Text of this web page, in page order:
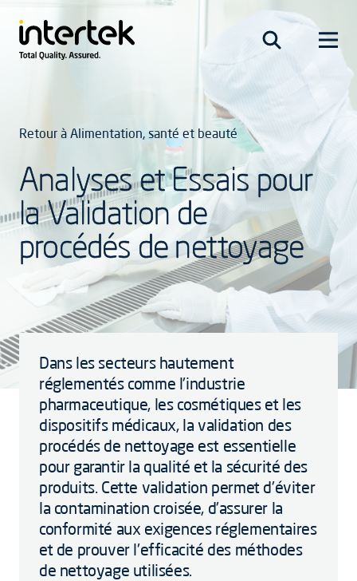
Retour à Alimentation, santé et beauté
Analyses et Essais pour
la Validation de
procédés de nettoyage
Dans les secteurs hautement
réglementés comme l'industrie
pharmaceutique, les cosmétiques et les
dispositifs médicaux, la validation des
procédés de nettoyage est essentielle
pour garantir la qualité et la sécurité des
produits. Cette validation permet d'éviter
la contamination croisée, d'assurer la
conformité aux exigences réglementaires
et de prouver l'efficacité des méthodes
de nettoyage utilisées.